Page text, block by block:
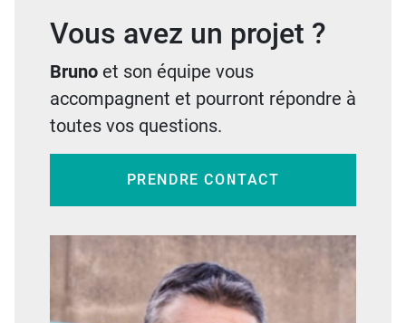
Vous avez un projet ?
Bruno et son équipe vous
accompagnent et pourront répondre à
toutes vos questions.
PRENDRE CONTACT